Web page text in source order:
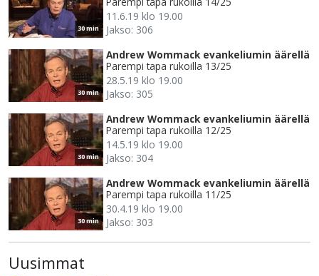
30 min
11.6.19 klo 19.00
Jakso: 306
30 min
Andrew Wommack evankeliumin äärellä
Parempi tapa rukoilla 13/25
28.5.19 klo 19.00
Jakso: 305
30 min
Andrew Wommack evankeliumin äärellä
Parempi tapa rukoilla 12/25
14.5.19 klo 19.00
Jakso: 304
30 min
Andrew Wommack evankeliumin äärellä
Parempi tapa rukoilla 11/25
30.4.19 klo 19.00
Jakso: 303
Uusimmat